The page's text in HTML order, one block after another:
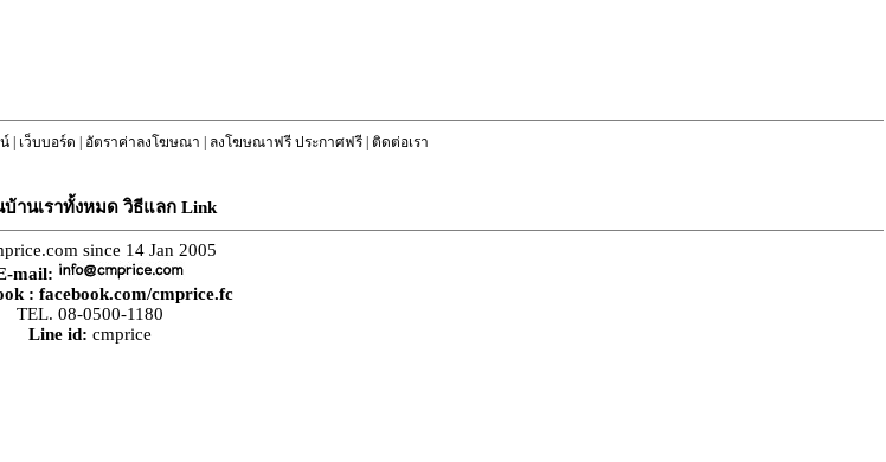
| เว็บบอร์ด | อัตราค่าลงโฆษณา | ลงโฆษณาฟรี ประกาศฟรี| ติดต่อเรา
บ้านเราทั้งหมด วิธีแลก Link
since 14 Jan 2005
mail:
: facebook.com/cmprice.fc
TEL. 08-0500-1180
Line id: cmprice